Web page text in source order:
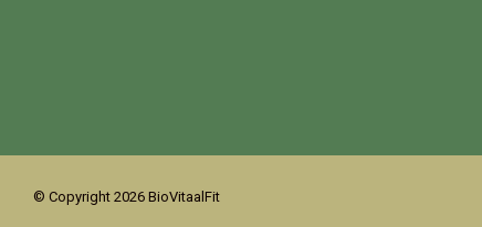
© Copyright 2026 BioVitaalFit